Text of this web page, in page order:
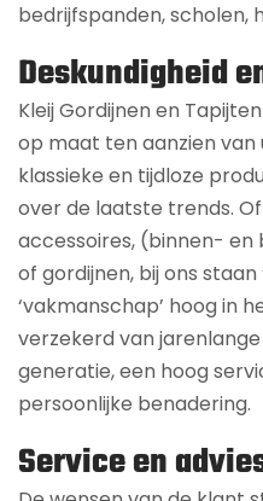
bedrijfspanden, scholen,
Deskundigheid
Kleij Gordijnen en
op maat ten aanzien van
klassieke en tijdloze
over de laatste trends.
accessoires, (binnen- en
of gordijnen, bij ons staan
‘vakmanschap’ hoog in
verzekerd van
generatie, een hoog
persoonlijke benadering.
Service en